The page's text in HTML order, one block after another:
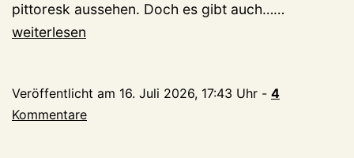
pittoresk aussehen. Doch es gibt auch……
weiterlesen
Veröffentlicht am 16. Juli 2026, 17:43 Uhr - 4
Kommentare